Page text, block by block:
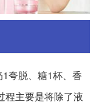
夸脱、糖1杯、香
程主要是将除了液